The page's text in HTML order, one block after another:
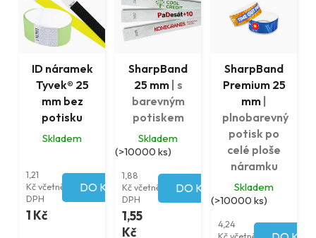
ID náramek
Tyvek® 25
mm bez
potisku
Skladem
1,21
Kč včetně
DPH
1 Kč
DO KOŠÍKU
SharpBand
25 mm | s
barevným
potiskem
Skladem
(>10000 ks)
1,88
Kč včetně
DPH
1,55
Kč
DO KOŠÍKU
SharpBand
Premium 25
mm |
plnobarevný
potisk po
celé ploše
náramku
Skladem
(>10000 ks)
4,24